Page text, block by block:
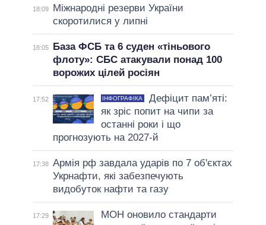
18:09
Міжнародні резерви України
скоротилися у липні
18:05
База ФСБ та 6 суден «тіньового
флоту»: СБС атакували понад 100
ворожих цілей росіян
17:52 ІНФОГРАФІКА
Дефіцит пам’яті:
як зріс попит на чипи за
останні роки і що
прогнозують на 2027-й
17:38 Армія рф завдала ударів по 7 об'єктах
Укрнафти, які забезпечують
видобуток нафти та газу
17:29
МОН оновило стандарти